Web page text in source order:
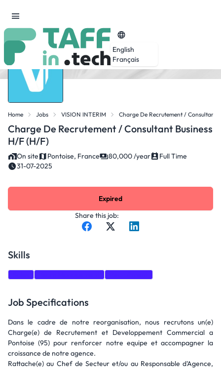
English
Français
Home Jobs VISION INTERIM Charge De Recrutement / Consultant
Charge De Recrutement / Consultant Business
H/F (H/F)
On site Pontoise, France 80,000 /year
Full Time
31-07-2025
Share this job:
Expired
Skills
Job Specifications
Dans le cadre de notre reorganisation, nous recrutons un(e)
Charge(e) de Recrutement et Developpement Commercial a
Pontoise (95) pour renforcer notre equipe et accompagner la
croissance de notre agence.
Rattache(e) au Chef de Secteur et/ou au Responsable d'Agence,